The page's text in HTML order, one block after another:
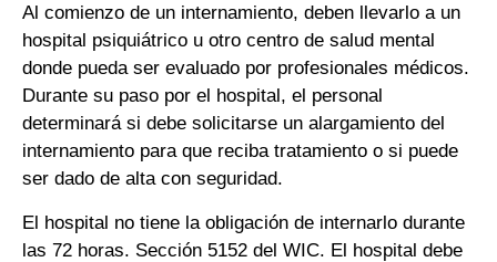
Al comienzo de un internamiento, deben llevarlo a un
hospital psiquiátrico u otro centro de salud mental
donde pueda ser evaluado por profesionales médicos.
Durante su paso por el hospital, el personal
determinará si debe solicitarse un alargamiento del
internamiento para que reciba tratamiento o si puede
ser dado de alta con seguridad.
El hospital no tiene la obligación de internarlo durante
las 72 horas. Sección 5152 del WIC. El hospital debe